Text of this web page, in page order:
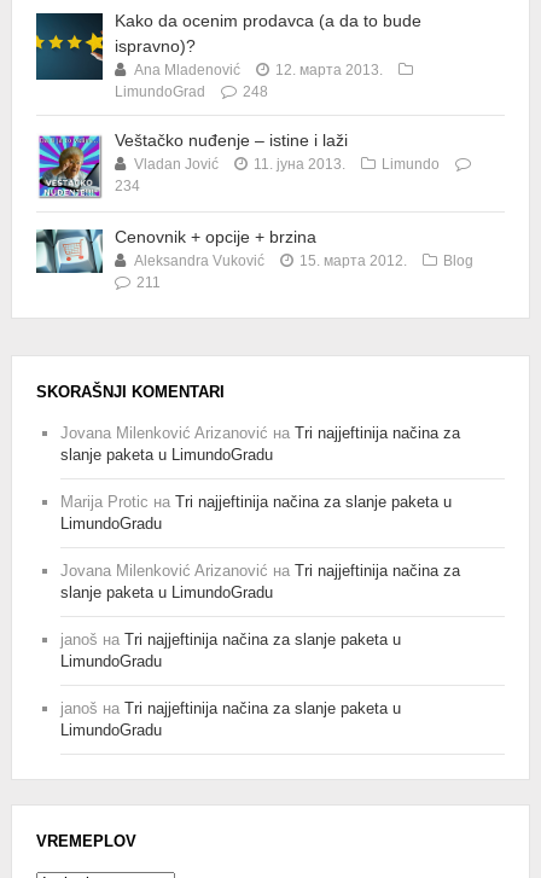
Kako da ocenim prodavca (a da to bude
ispravno)?
Ana Mladenović
12. марта 2013.
LimundoGrad
248
Veštačko nuđenje – istine i laži
Vladan Jović 11. јуна 2013.
Limundo
234
Cenovnik + opcije + brzina
Aleksandra Vuković 15. марта 2012.
Blog
211
SKORAŠNJI KOMENTARI
Jovana Milenković Arizanović на Tri najjeftinija načina za
slanje paketa u LimundoGradu
Marija Protic на Tri najjeftinija načina za slanje paketa u
LimundoGradu
Jovana Milenković Arizanović на Tri najjeftinija načina za
slanje paketa u LimundoGradu
janoš на Tri najjeftinija načina za slanje paketa u
LimundoGradu
janoš на Tri najjeftinija načina za slanje paketa u
LimundoGradu
VREMEPLOV